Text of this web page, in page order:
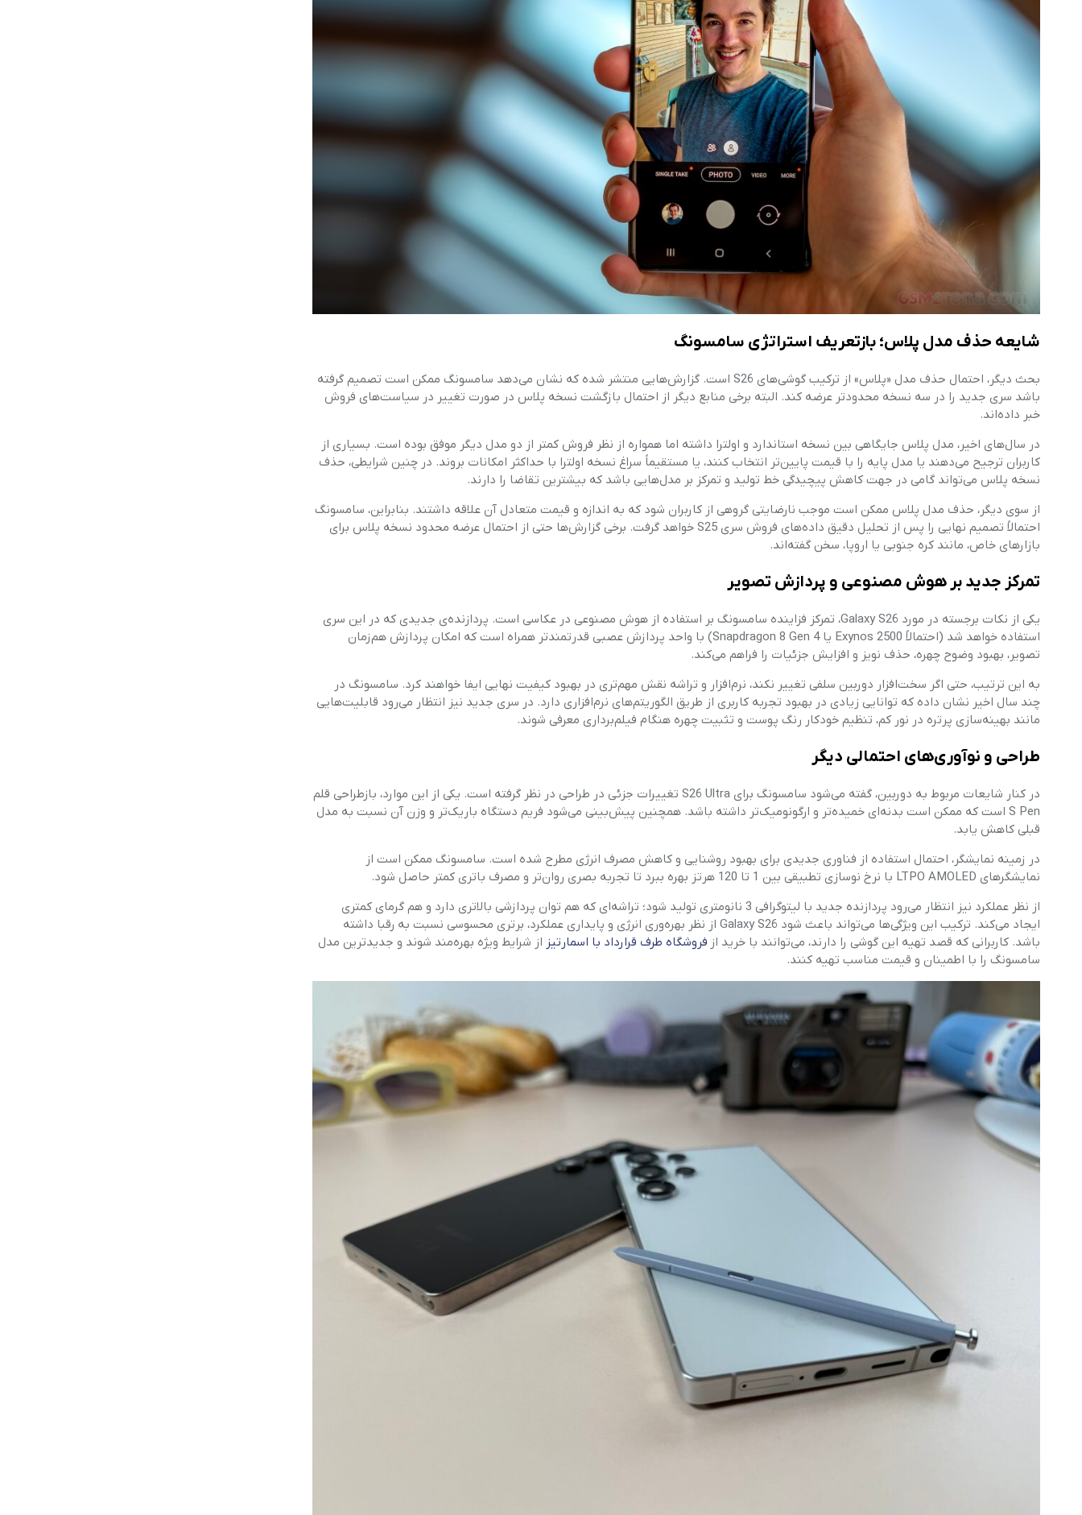
شایعه حذف مدل پلاس؛ بازتعریف استراتژی سامسونگ
بحث دیگر، احتمال حذف مدل «پلاس» از ترکیب گوشی‌های S26 است. گزارش‌هایی منتشر شده که نشان می‌دهد سامسونگ ممکن است تصمیم گرفته
باشد سری جدید را در سه نسخه محدودتر عرضه کند. البته برخی منابع دیگر از احتمال بازگشت نسخه پلاس در صورت تغییر در سیاست‌های فروش
خبر داده‌اند.
در سال‌های اخیر، مدل پلاس جایگاهی بین نسخه استاندارد و اولترا داشته اما همواره از نظر فروش کمتر از دو مدل دیگر موفق بوده است. بسیاری از
کاربران ترجیح می‌دهند یا مدل پایه را با قیمت پایین‌تر انتخاب کنند، یا مستقیماً سراغ نسخه اولترا با حداکثر امکانات بروند. در چنین شرایطی، حذف
نسخه پلاس می‌تواند گامی در جهت کاهش پیچیدگی خط تولید و تمرکز بر مدل‌هایی باشد که بیشترین تقاضا را دارند.
از سوی دیگر، حذف مدل پلاس ممکن است موجب نارضایتی گروهی از کاربران شود که به اندازه و قیمت متعادل آن علاقه داشتند. بنابراین، سامسونگ
احتمالاً تصمیم نهایی را پس از تحلیل دقیق داده‌های فروش سری S25 خواهد گرفت. برخی گزارش‌ها حتی از احتمال عرضه محدود نسخه پلاس برای
بازارهای خاص، مانند کره جنوبی یا اروپا، سخن گفته‌اند.
تمرکز جدید بر هوش مصنوعی و پردازش تصویر
یکی از نکات برجسته در مورد Galaxy S26، تمرکز فزاینده سامسونگ بر استفاده از هوش مصنوعی در عکاسی است. پردازنده‌ی جدیدی که در این سری
استفاده خواهد شد (احتمالاً Exynos 2500 یا Snapdragon 8 Gen 4) با واحد پردازش عصبی قدرتمندتر همراه است که امکان پردازش هم‌زمان
تصویر، بهبود وضوح چهره، حذف نویز و افزایش جزئیات را فراهم می‌کند.
به این ترتیب، حتی اگر سخت‌افزار دوربین سلفی تغییر نکند، نرم‌افزار و تراشه نقش مهم‌تری در بهبود کیفیت نهایی ایفا خواهند کرد. سامسونگ در
چند سال اخیر نشان داده که توانایی زیادی در بهبود تجربه کاربری از طریق الگوریتم‌های نرم‌افزاری دارد. در سری جدید نیز انتظار می‌رود قابلیت‌هایی
مانند بهینه‌سازی پرتره در نور کم، تنظیم خودکار رنگ پوست و تثبیت چهره هنگام فیلم‌برداری معرفی شوند.
طراحی و نوآوری‌های احتمالی دیگر
در کنار شایعات مربوط به دوربین، گفته می‌شود سامسونگ برای S26 Ultra تغییرات جزئی در طراحی در نظر گرفته است. یکی از این موارد، بازطراحی قلم
S Pen است که ممکن است بدنه‌ای خمیده‌تر و ارگونومیک‌تر داشته باشد. همچنین پیش‌بینی می‌شود فریم دستگاه باریک‌تر و وزن آن نسبت به مدل
قبلی کاهش یابد.
در زمینه نمایشگر، احتمال استفاده از فناوری جدیدی برای بهبود روشنایی و کاهش مصرف انرژی مطرح شده است. سامسونگ ممکن است از
نمایشگرهای LTPO AMOLED با نرخ نوسازی تطبیقی بین 1 تا 120 هرتز بهره ببرد تا تجربه بصری روان‌تر و مصرف باتری کمتر حاصل شود.
از نظر عملکرد نیز انتظار می‌رود پردازنده جدید با لیتوگرافی 3 نانومتری تولید شود؛ تراشه‌ای که هم توان پردازشی بالاتری دارد و هم گرمای کمتری
ایجاد می‌کند. ترکیب این ویژگی‌ها می‌تواند باعث شود Galaxy S26 از نظر بهره‌وری انرژی و پایداری عملکرد، برتری محسوسی نسبت به رقبا داشته
باشد. کاربرانی که قصد تهیه این گوشی را دارند، می‌توانند با خرید از فروشگاه طرف قرارداد با اسمارتیز از شرایط ویژه بهره‌مند شوند و جدیدترین مدل
سامسونگ را با اطمینان و قیمت مناسب تهیه کنند.